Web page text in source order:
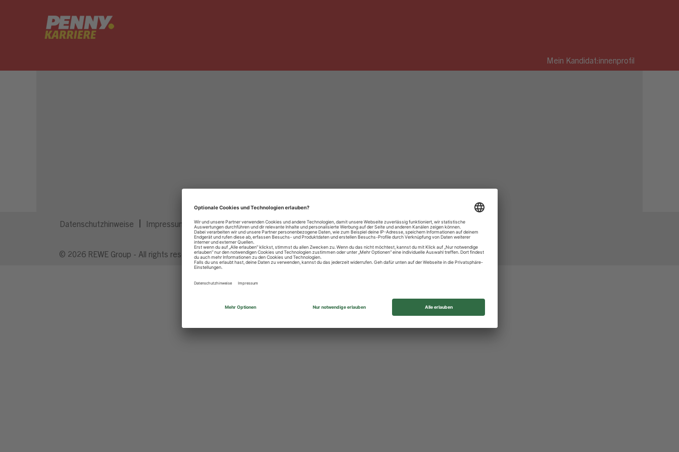
Mein Kandidat:innenprofil
Datenschutzhinweise Impressum Privatsphäre-Einstellungen
© 2026 REWE Group - All rights reserved